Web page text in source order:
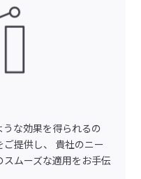
うな効果を得られるの
提供し、 貴社のニー
ムーズな適用をお手伝